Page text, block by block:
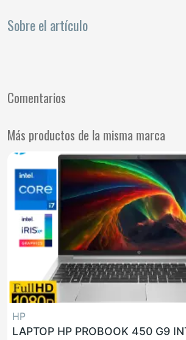
Sobre el artículo
Comentarios
Más productos de la misma marca
HP
LAPTOP HP PROBOOK 450 G9